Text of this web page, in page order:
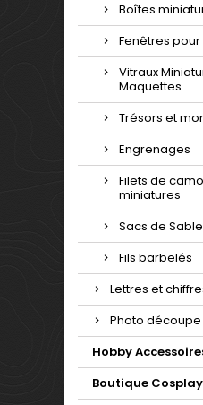
Boîtes
Fenêtres
Vitraux
Maquettes
Trésors et
Engrenages
Filets de
miniatures
Sacs de Sable
Fils barbelés
Lettres et
Photo découpe
Hobby
Boutique Cosplay